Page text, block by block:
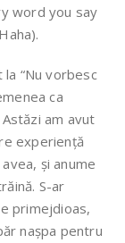
word you say
“Nu vorbesc
ca
am avut
experiență
și anume
S-ar
primejdioas,
nașpa pentru